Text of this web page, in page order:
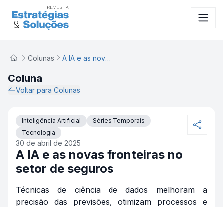
A IA e as novas fronteiras no setor de seguros
Colunas A IA e as novas fronteiras no setor de seguros
Coluna
Voltar para Colunas
Inteligência Artificial
Séries Temporais
Tecnologia
30 de abril de 2025
A IA e as novas fronteiras no
setor de seguros
Técnicas de ciência de dados melhoram a
precisão das previsões, otimizam processos e